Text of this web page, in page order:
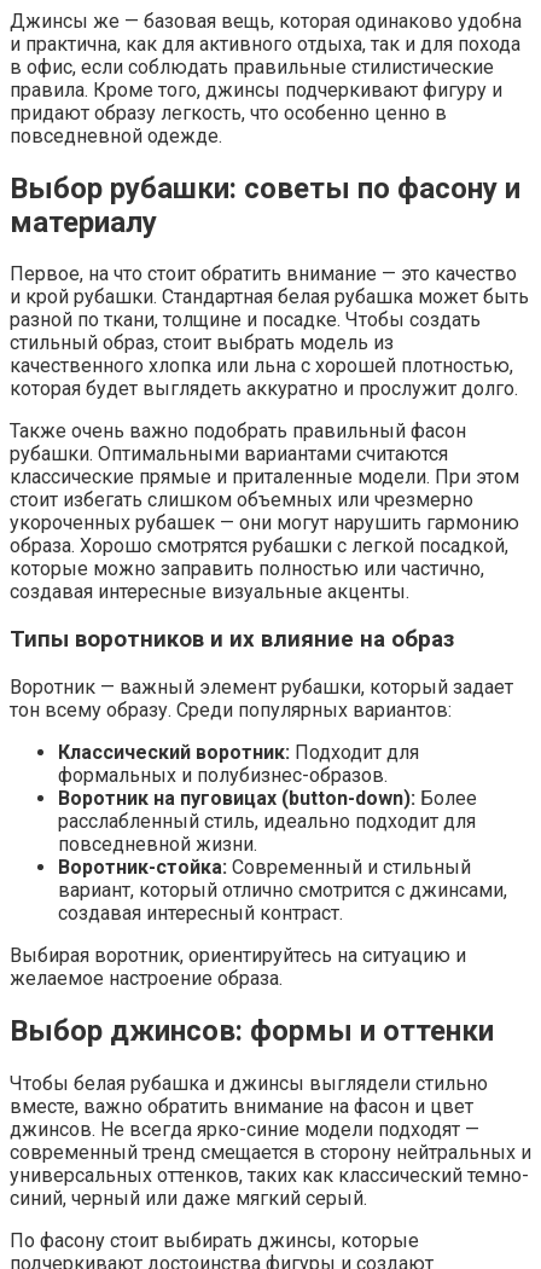
Джинсы же — базовая вещь, которая одинаково удобна
и практична, как для активного отдыха, так и для похода
в офис, если соблюдать правильные стилистические
правила. Кроме того, джинсы подчеркивают фигуру и
придают образу легкость, что особенно ценно в
повседневной одежде.
Выбор рубашки: советы по фасону и
материалу
Первое, на что стоит обратить внимание — это качество
и крой рубашки. Стандартная белая рубашка может быть
разной по ткани, толщине и посадке. Чтобы создать
стильный образ, стоит выбрать модель из
качественного хлопка или льна с хорошей плотностью,
которая будет выглядеть аккуратно и прослужит долго.
Также очень важно подобрать правильный фасон
рубашки. Оптимальными вариантами считаются
классические прямые и приталенные модели. При этом
стоит избегать слишком объемных или чрезмерно
укороченных рубашек — они могут нарушить гармонию
образа. Хорошо смотрятся рубашки с легкой посадкой,
которые можно заправить полностью или частично,
создавая интересные визуальные акценты.
Типы воротников и их влияние на образ
Воротник — важный элемент рубашки, который задает
тон всему образу. Среди популярных вариантов:
Классический воротник: Подходит для
формальных и полубизнес-образов.
Воротник на пуговицах (button-down): Более
расслабленный стиль, идеально подходит для
повседневной жизни.
Воротник-стойка: Современный и стильный
вариант, который отлично смотрится с джинсами,
создавая интересный контраст.
Выбирая воротник, ориентируйтесь на ситуацию и
желаемое настроение образа.
Выбор джинсов: формы и оттенки
Чтобы белая рубашка и джинсы выглядели стильно
вместе, важно обратить внимание на фасон и цвет
джинсов. Не всегда ярко-синие модели подходят —
современный тренд смещается в сторону нейтральных и
универсальных оттенков, таких как классический темно-
синий, черный или даже мягкий серый.
По фасону стоит выбирать джинсы, которые
подчеркивают достоинства фигуры и создают